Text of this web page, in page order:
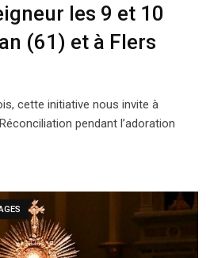
les 9 et 10
(61) et à Flers
cette initiative nous invite à
pendant l’adoration